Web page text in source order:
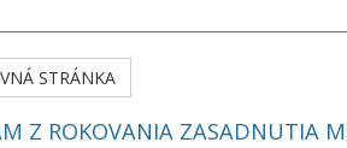
STRÁNKA
Z ROKOVANIA ZASADNUTIA